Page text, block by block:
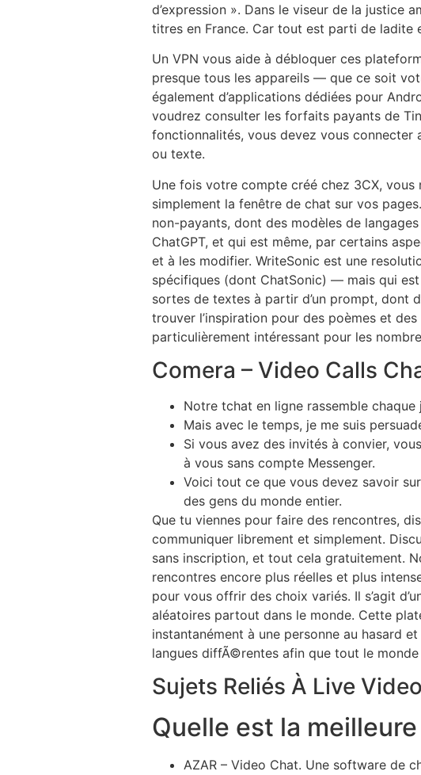
d’expression ». Dans le viseur de la justice
titres en France. Car tout est parti de ladite
Un VPN vous aide à débloquer ces
presque tous les appareils — que ce soit
également d’applications dédiées pour
voudrez consulter les forfaits payants de
fonctionnalités, vous devez vous
ou texte.
Une fois votre compte créé chez 3CX, vous
simplement la fenêtre de chat sur vos
non-payants, dont des modèles de
ChatGPT, et qui est même, par certains
et à les modifier. WriteSonic est une
spécifiques (dont ChatSonic) — mais qui
sortes de textes à partir d’un prompt, dont
trouver l’inspiration pour des poèmes et
particulièrement intéressant pour les
Comera – Video Calls
Notre tchat en ligne rassemble
Mais avec le temps, je me suis
Si vous avez des invités à convier,
à vous sans compte Messenger.
Voici tout ce que vous devez savoir
des gens du monde entier.
Que tu viennes pour faire des rencontres,
communiquer librement et simplement.
sans inscription, et tout cela gratuitement.
rencontres encore plus réelles et plus
pour vous offrir des choix variés. Il s’agit
aléatoires partout dans le monde. Cette
instantanément à une personne au hasard
langues diffÃ©rentes afin que tout le monde
Sujets Reliés À Live
Quelle est la
AZAR – Video Chat. Une software de